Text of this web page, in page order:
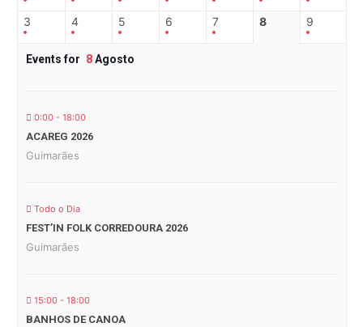
3 4 5 6 7 8 9
Events for 8Agosto
0:00 - 18:00
ACAREG 2026
Guimarães
Todo o Dia
FEST’IN FOLK CORREDOURA 2026
Guimarães
15:00 - 18:00
BANHOS DE CANOA